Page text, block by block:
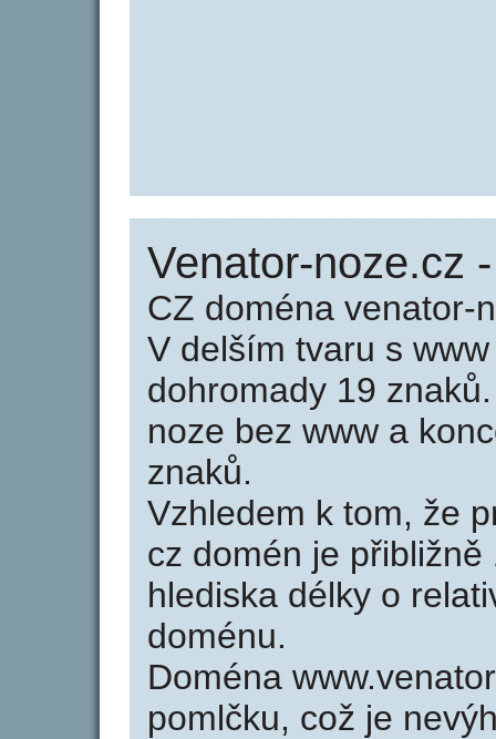
Venator-noze.cz
CZ doména venator-
V delším tvaru s
dohromady 19
noze bez www a
znaků.
Vzhledem k tom, že
cz domén je
hlediska délky o
doménu.
Doména
pomlčku, což je